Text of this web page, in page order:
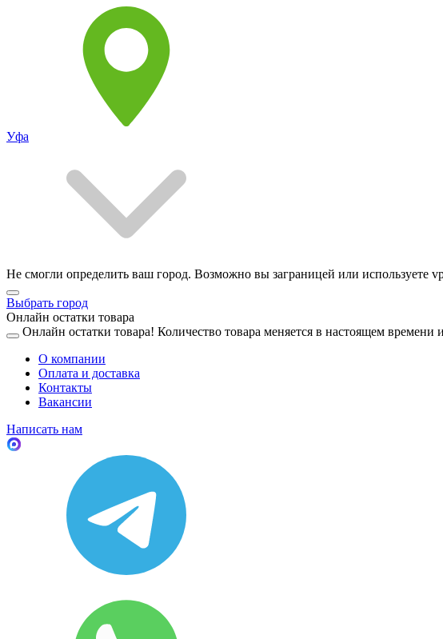
Уфа
Не смогли определить ваш город. Возможно вы заграницей или используете
Выбрать город
Онлайн остатки товара
Онлайн остатки товара! Количество товара меняется в настоящем времени
О компании
Оплата и доставка
Контакты
Вакансии
Написать нам